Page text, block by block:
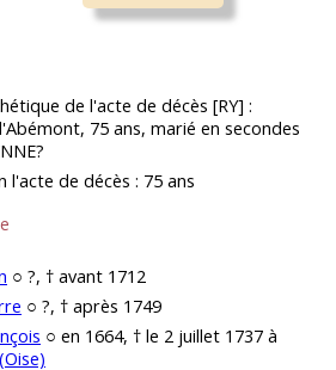
de l'acte de décès [RY] :
75 ans, marié en secondes
l'acte de décès : 75 ans
○ ?, † avant 1712
○ ?, † après 1749
○ en 1664, † le 2 juillet 1737 à